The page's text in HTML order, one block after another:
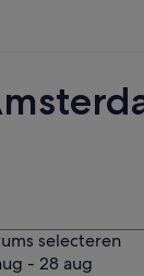
selecteren
- 28 aug